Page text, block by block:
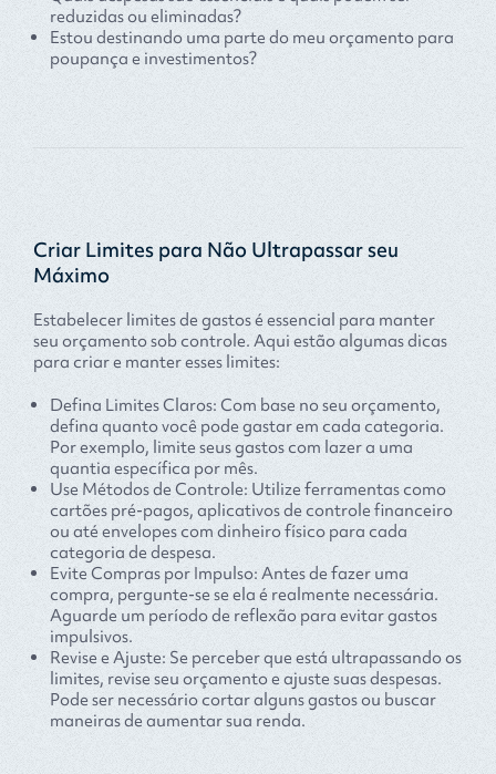
reduzidas ou eliminadas?
Estou destinando uma parte do meu orçamento para
poupança e investimentos?
Criar Limites para Não Ultrapassar seu
Máximo
Estabelecer limites de gastos é essencial para manter
seu orçamento sob controle. Aqui estão algumas dicas
para criar e manter esses limites:
Defina Limites Claros: Com base no seu orçamento,
defina quanto você pode gastar em cada categoria.
Por exemplo, limite seus gastos com lazer a uma
quantia específica por mês.
Use Métodos de Controle: Utilize ferramentas como
cartões pré-pagos, aplicativos de controle financeiro
ou até envelopes com dinheiro físico para cada
categoria de despesa.
Evite Compras por Impulso: Antes de fazer uma
compra, pergunte-se se ela é realmente necessária.
Aguarde um período de reflexão para evitar gastos
impulsivos.
Revise e Ajuste: Se perceber que está ultrapassando os
limites, revise seu orçamento e ajuste suas despesas.
Pode ser necessário cortar alguns gastos ou buscar
maneiras de aumentar sua renda.